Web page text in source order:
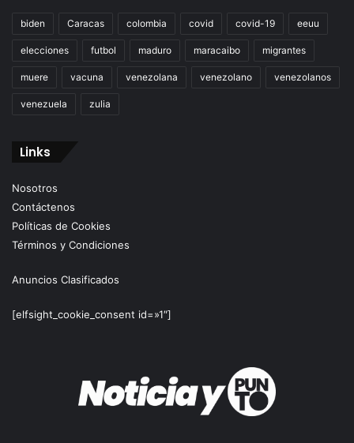
biden Caracas colombia covid covid-19 eeuu
elecciones futbol maduro maracaibo migrantes
muere vacuna venezolana venezolano venezolanos
venezuela zulia
Links
Nosotros
Contáctenos
Políticas de Cookies
Términos y Condiciones
Anuncios Clasificados
[elfsight_cookie_consent id=»1″]